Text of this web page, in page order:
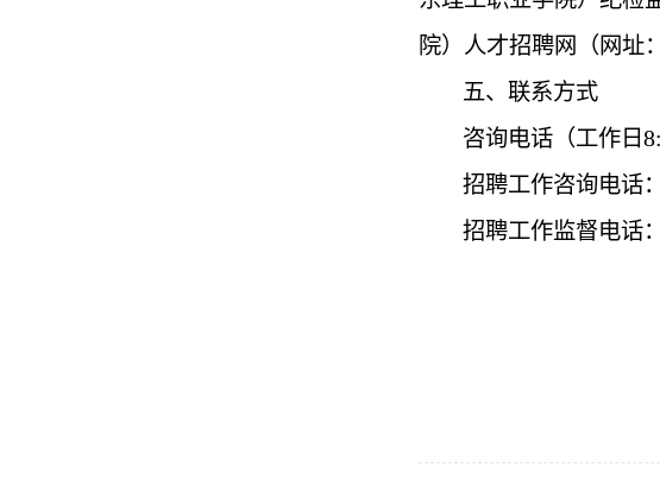
院）人才招聘网（网址：
五、联系方式
咨询电话（工作日
招聘工作咨询电话
招聘工作监督电话